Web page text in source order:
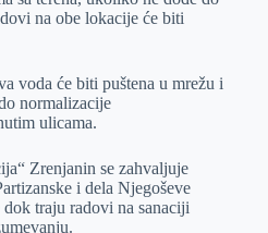
na obe lokacije će biti
voda će biti puštena u mrežu i
normalizacije
ulicama.
Zrenjanin se zahvaljuje
i dela Njegoševe
traju radovi na sanaciji